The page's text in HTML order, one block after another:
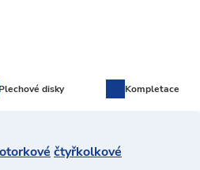
Plechovédisky Kompletace
čtyřkolkové